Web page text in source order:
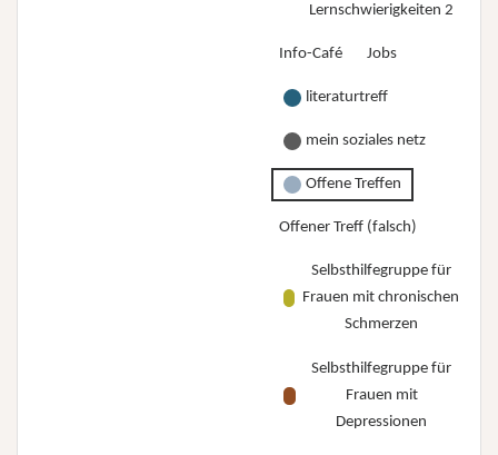
Lernschwierigkeiten 2
Info-Café Jobs
literaturtreff
mein soziales netz
Offene Treffen
Offener Treff (falsch)
Selbsthilfegruppe für
Frauen mit chronischen
Schmerzen
Selbsthilfegruppe für
Frauen mit
Depressionen